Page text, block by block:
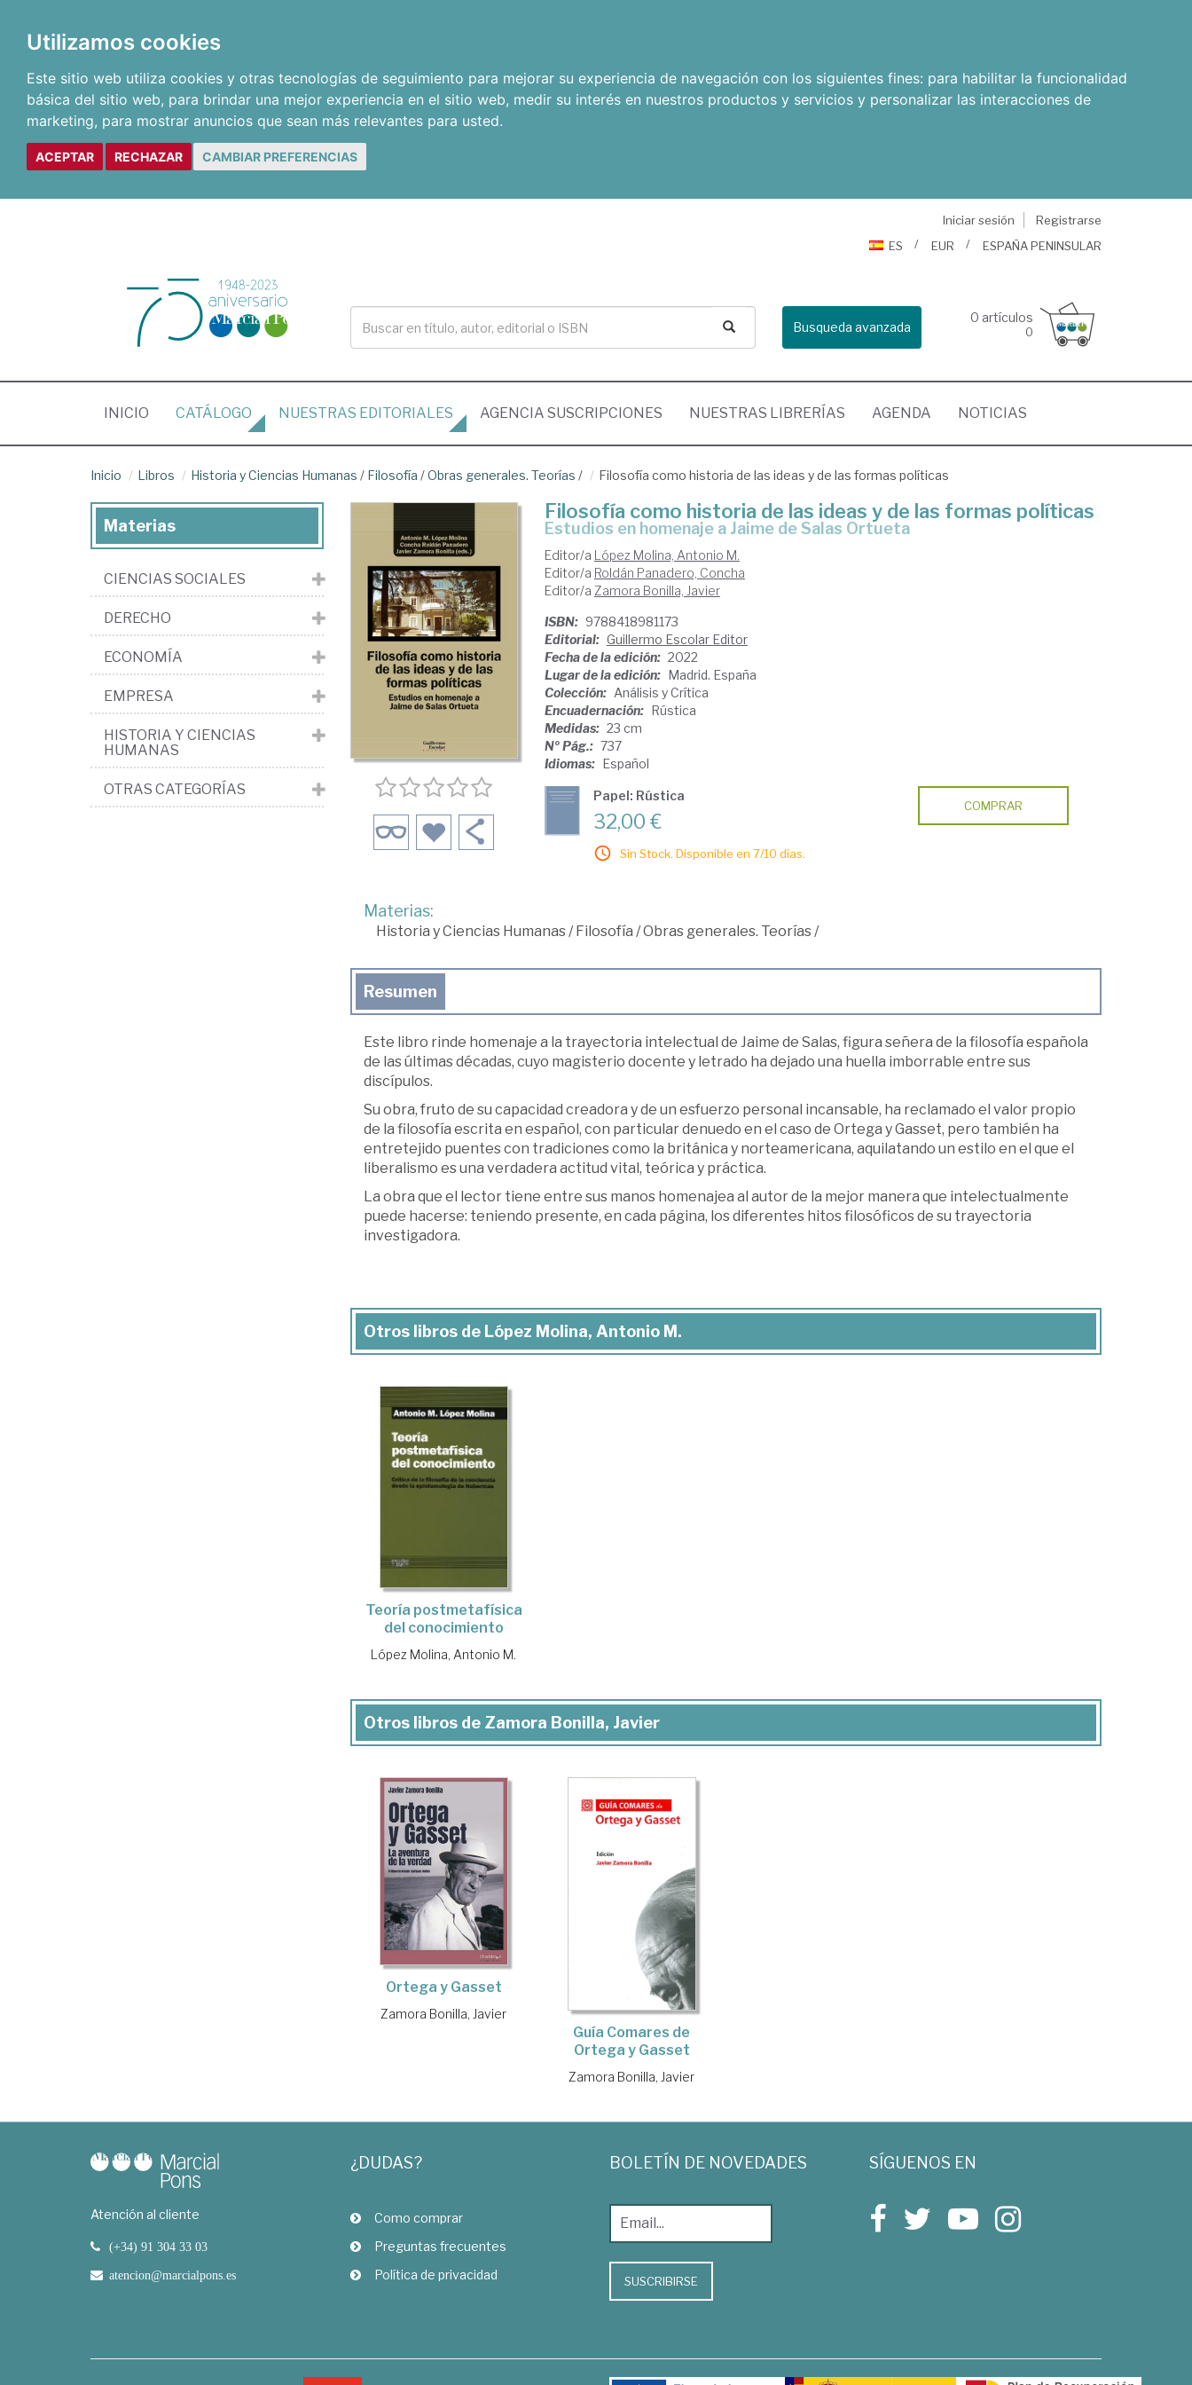
Utilizamos cookies
Este sitio web utiliza cookies y otras tecnologías de seguimiento para mejorar su experiencia de navegación con los siguientes fines: para habilitar la funcionalidad
básica del sitio web, para brindar una mejor experiencia en el sitio web, medir su interés en nuestros productos y servicios y personalizar las interacciones de
marketing, para mostrar anuncios que sean más relevantes para usted.
ACEPTAR RECHAZAR CAMBIAR PREFERENCIAS
Iniciar sesión
Registrarse
ES
EUR ESPAÑA PENINSULAR
Busqueda avanzada
0 artículos
0
INICIO (CURRENT)
CATÁLOGO NUESTRAS EDITORIALES AGENCIA SUSCRIPCIONES NUESTRAS LIBRERÍAS AGENDA NOTICIAS
Inicio Libros Historia y Ciencias Humanas / Filosofía /Obras generales. Teorías / Filosofía como historia de las ideas y de las formas políticas
Filosofía como historia de las ideas y de las formas políticas
Estudios en homenaje a Jaime de Salas Ortueta
Editor/a López Molina, Antonio M.
Editor/a Roldán Panadero, Concha
Editor/a Zamora Bonilla, Javier
ISBN: 9788418981173
Editorial: Guillermo Escolar Editor
Fecha de la edición: 2022
Lugar de la edición: Madrid. España
Colección: Análisis y Crítica
Encuadernación: Rústica
Medidas: 23 cm
Nº Pág.: 737
Idiomas: Español
Papel: Rústica
32,00 €
Sin Stock. Disponible en 7/10 días.
COMPRAR
Materias:
Historia y Ciencias Humanas/Filosofía /Obras generales. Teorías/
Resumen
Este libro rinde homenaje a la trayectoria intelectual de Jaime de Salas, figura señera de la filosofía española
de las últimas décadas, cuyo magisterio docente y letrado ha dejado una huella imborrable entre sus
discípulos.
Su obra, fruto de su capacidad creadora y de un esfuerzo personal incansable, ha reclamado el valor propio
de la filosofía escrita en español, con particular denuedo en el caso de Ortega y Gasset, pero también ha
entretejido puentes con tradiciones como la británica y norteamericana, aquilatando un estilo en el que el
liberalismo es una verdadera actitud vital, teórica y práctica.
La obra que el lector tiene entre sus manos homenajea al autor de la mejor manera que intelectualmente
puede hacerse: teniendo presente, en cada página, los diferentes hitos filosóficos de su trayectoria
investigadora.
Otros libros de López Molina, Antonio M.
Teoría postmetafísica
del conocimiento
López Molina, Antonio M.
Otros libros de Zamora Bonilla, Javier
Ortega y Gasset
Zamora Bonilla, Javier
Guía Comares de
Ortega y Gasset
Zamora Bonilla, Javier
Materias
CIENCIAS SOCIALES
DERECHO
ECONOMÍA
EMPRESA
HISTORIA Y CIENCIAS
HUMANAS
OTRAS CATEGORÍAS
Atención al cliente
(+34) 91 304 33 03
atencion@marcialpons.es
¿DUDAS?
Como comprar
Preguntas frecuentes
Política de privacidad
BOLETÍN DE NOVEDADES
SUSCRIBIRSE
SÍGUENOS EN